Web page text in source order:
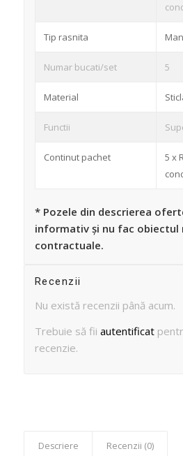
Tip rasnita
Numar bucati/set 5
Material
Functii
Continut pachet
5 x
* Pozele din descrierea
informativ și nu fac obiectul
contractuale.
Recenzii
Nu există recenzii până acum.
Trebuie să fii autentificat
recenzie.
Descriere Recenzii (0)